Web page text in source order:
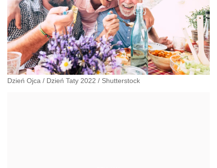
Dzień Ojca / Dzień Taty 2022 / Shutterstock